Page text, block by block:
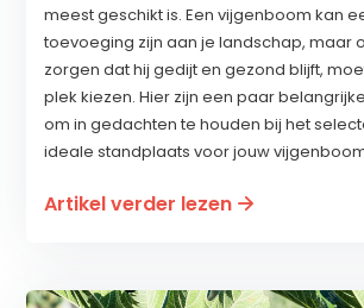
meest geschikt is. Een vijgenboom kan
toevoeging zijn aan je landschap, maar
zorgen dat hij gedijt en gezond blijft,
plek kiezen. Hier zijn een paar
om in gedachten te houden bij het
ideale standplaats voor jouw
Artikel verder lezen